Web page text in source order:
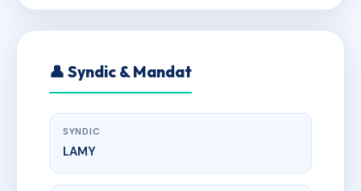
👤 Syndic & Mandat
SYNDIC
LAMY